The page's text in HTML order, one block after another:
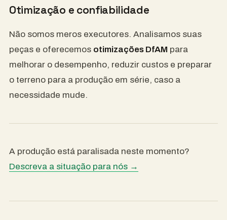
Otimização e confiabilidade
Não somos meros executores. Analisamos suas
peças e oferecemos otimizações DfAM para
melhorar o desempenho, reduzir custos e preparar
o terreno para a produção em série, caso a
necessidade mude.
A produção está paralisada neste momento?
Descreva a situação para nós →